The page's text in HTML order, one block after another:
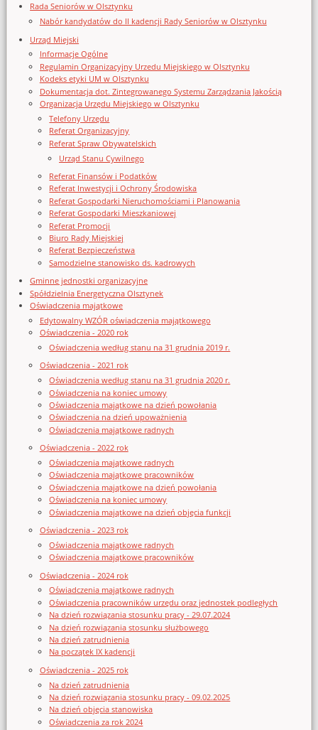
Rada Seniorów w Olsztynku
Nabór kandydatów do II kadencji Rady Seniorów w Olsztynku
Urząd Miejski
Informacje Ogólne
Regulamin Organizacyjny Urzedu Miejskiego w Olsztynku
Kodeks etyki UM w Olsztynku
Dokumentacja dot. Zintegrowanego Systemu Zarządzania Jakością
Organizacja Urzędu Miejskiego w Olsztynku
Telefony Urzędu
Referat Organizacyjny
Referat Spraw Obywatelskich
Urząd Stanu Cywilnego
Referat Finansów i Podatków
Referat Inwestycji i Ochrony Środowiska
Referat Gospodarki Nieruchomościami i Planowania
Referat Gospodarki Mieszkaniowej
Referat Promocji
Biuro Rady Miejskiej
Referat Bezpieczeństwa
Samodzielne stanowisko ds. kadrowych
Gminne jednostki organizacyjne
Spółdzielnia Energetyczna Olsztynek
Oświadczenia majątkowe
Edytowalny WZÓR oświadczenia majątkowego
Oświadczenia - 2020 rok
Oświadczenia według stanu na 31 grudnia 2019 r.
Oświadczenia - 2021 rok
Oświadczenia według stanu na 31 grudnia 2020 r.
Oświadczenia na koniec umowy
Oświadczenia majątkowe na dzień powołania
Oświadczenia na dzień upoważnienia
Oświadczenia majątkowe radnych
Oświadczenia - 2022 rok
Oświadczenia majątkowe radnych
Oświadczenia majątkowe pracowników
Oświadczenia majątkowe na dzień powołania
Oświadczenia na koniec umowy
Oświadczenia majątkowe na dzień objęcia funkcji
Oświadczenia - 2023 rok
Oświadczenia majątkowe radnych
Oświadczenia majątkowe pracowników
Oświadczenia - 2024 rok
Oświadczenia majątkowe radnych
Oświadczenia pracowników urzędu oraz jednostek podległych
Na dzień rozwiązania stosunku pracy - 29.07.2024
Na dzień rozwiązania stosunku służbowego
Na dzień zatrudnienia
Na początek IX kadencji
Oświadczenia - 2025 rok
Na dzień zatrudnienia
Na dzień rozwiązania stosunku pracy - 09.02.2025
Na dzień objęcia stanowiska
Oświadczenia za rok 2024